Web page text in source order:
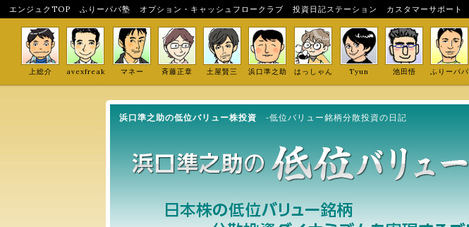
エンジュクTOP ふりーパパ塾 オプション・キャッシュフロークラブ 投資日記ステーション カスタマーサポート
上総介 avexfreak マネー 斉藤正章 土屋賢三 浜口準之助 はっしゃん Tyun 池田悟 ふりーパパ
浜口準之助の低位バリュー株投資 -低位バリュー銘柄分散投資の日記